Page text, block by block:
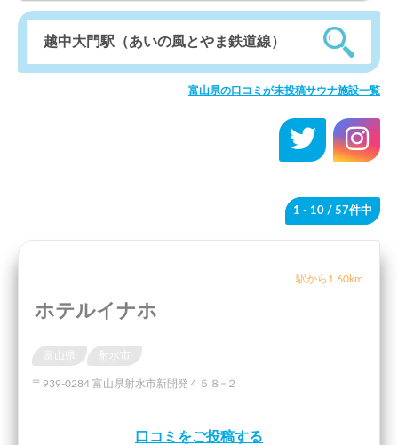
富山県の口コミが未投稿サウナ施設一覧
1 - 10 / 57件中
駅から1.60km
ホテルイナホ
射水市
〒939-0284 富山県射水市新開発４５８−２
口コミをご投稿する